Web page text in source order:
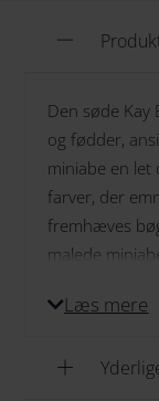
Den søde
og fødder,
miniabe en let
farver, der
fremhæves
malede
træfortællinger
Bojesens
Læs mere